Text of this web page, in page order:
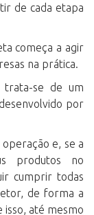
de cada etapa
começa a agir
na prática.
trata-se de um
por
e, se a
produtos no
cumprir todas
de forma a
isso, até mesmo